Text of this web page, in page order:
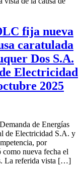
fija nueva
caratulada
Dos S.A.
Electricidad
2025
de Energías
de Electricidad S.A. y
por
nueva fecha el
La referida vista […]